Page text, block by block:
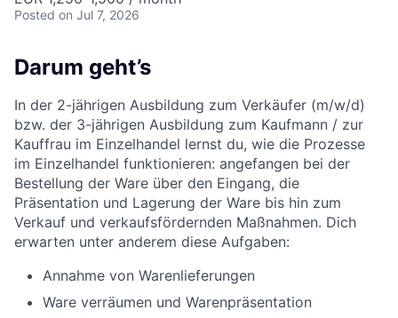
Posted on Jul 7, 2026
Darum geht’s
In der 2-jährigen Ausbildung zum Verkäufer (m/w/d)
bzw. der 3-jährigen Ausbildung zum Kaufmann / zur
Kauffrau im Einzelhandel lernst du, wie die Prozesse
im Einzelhandel funktionieren: angefangen bei der
Bestellung der Ware über den Eingang, die
Präsentation und Lagerung der Ware bis hin zum
Verkauf und verkaufsfördernden Maßnahmen. Dich
erwarten unter anderem diese Aufgaben:
Annahme von Warenlieferungen
Ware verräumen und Warenpräsentation